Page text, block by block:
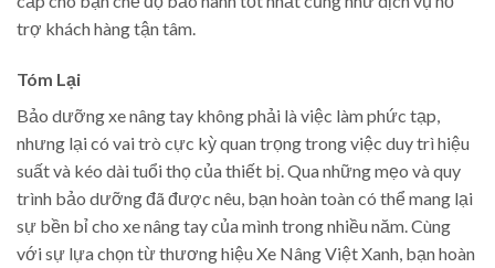
trợ khách hàng tận tâm.
Tóm Lại
Bảo dưỡng xe nâng tay không phải là việc làm phức tạp,
nhưng lại có vai trò cực kỳ quan trọng trong việc duy trì hiệu
suất và kéo dài tuổi thọ của thiết bị. Qua những mẹo và quy
trình bảo dưỡng đã được nêu, bạn hoàn toàn có thể mang lại
sự bền bỉ cho xe nâng tay của mình trong nhiều năm. Cùng
với sự lựa chọn từ thương hiệu Xe Nâng Việt Xanh, bạn hoàn